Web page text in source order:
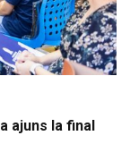
ajuns la final